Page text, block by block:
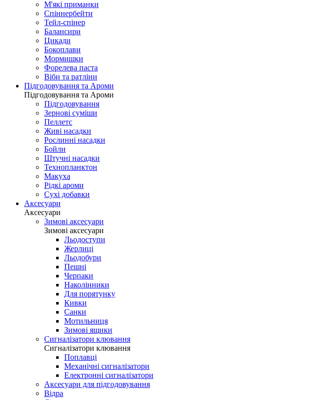
М'які приманки
Спіннербейти
Тейл-спінер
Балансири
Цикади
Бокоплави
Мормишки
Форелева паста
Віби та ратліни
Підгодовування та Ароми
Підгодовування та Ароми
Підгодовування
Зернові суміши
Пеллетс
Живі насадки
Рослинні насадки
Бойли
Штучні насадки
Технопланктон
Макуха
Рідкі ароми
Сухі добавки
Аксесуари
Аксесуари
Зимові аксесуари
Зимові аксесуари
Льодоступи
Жерлиці
Льодобури
Пешні
Черпаки
Наколінники
Для порятунку
Кивки
Санки
Мотильниця
Зимові ящики
Сигналізатори клювання
Сигналізатори клювання
Поплавці
Механічні сигналізатори
Електронні сигналізатори
Аксесуари для підгодовування
Відра